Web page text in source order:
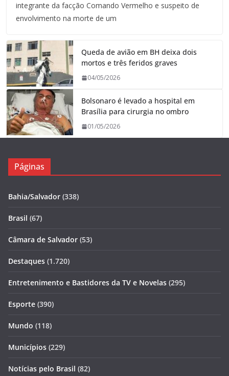
integrante da facção Comando Vermelho e suspeito de
envolvimento na morte de um
Queda de avião em BH deixa dois
mortos e três feridos graves
04/05/2026
Bolsonaro é levado a hospital em
Brasília para cirurgia no ombro
01/05/2026
Páginas
Bahia/Salvador (338)
Brasil (67)
Câmara de Salvador (53)
Destaques (1.720)
Entretenimento e Bastidores da TV e Novelas (295)
Esporte (390)
Mundo (118)
Municípios (229)
Notícias pelo Brasil (82)